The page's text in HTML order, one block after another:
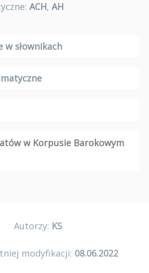
ACH, AH
w słownikach
w Korpusie Barokowym
Autorzy: KS
modyfikacji: 08.06.2022